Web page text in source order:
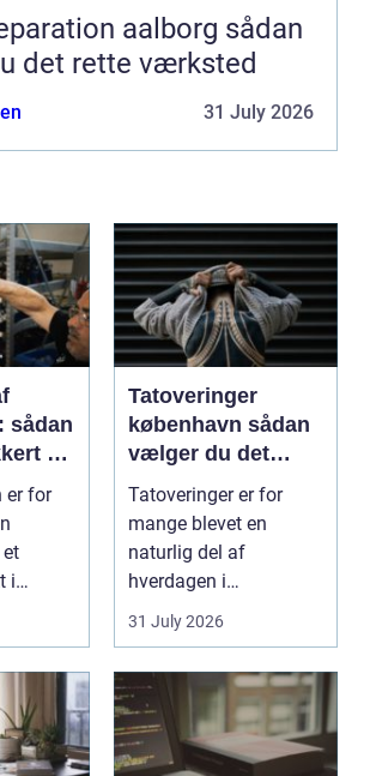
aalborg sådan
det rette værksted
31 July 2026
sådan
og
er for
i
Tatoveringer
københavn sådan
vælger du det
rigtige studie
Tatoveringer er for
mange blevet en
naturlig del af
hverdagen i
København. Byen er
fyldt med dygtige...
31 July 2026